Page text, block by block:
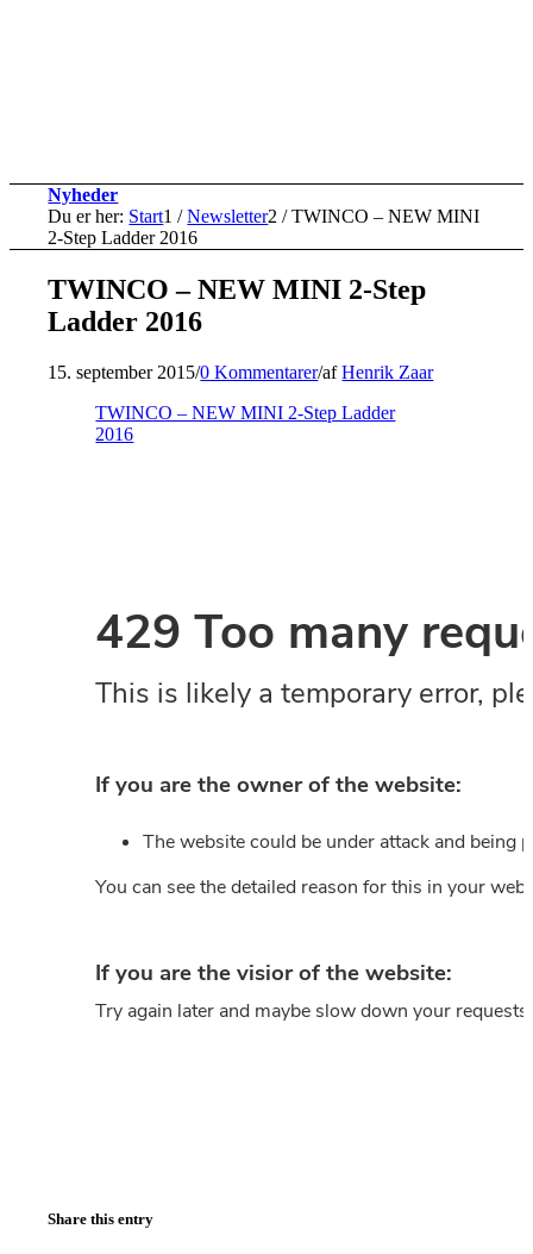
Nyheder
Du er her: Start1 / Newsletter2 / TWINCO – NEW MINI
2-Step Ladder 2016
TWINCO – NEW MINI 2-Step
Ladder 2016
15. september 2015/0 Kommentarer/afHenrik Zaar
TWINCO – NEW MINI 2-Step Ladder
2016
Share this entry